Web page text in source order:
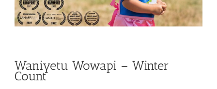
Waniyetu Wowapi – Winter
Count